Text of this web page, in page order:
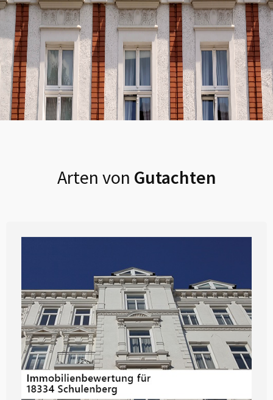
Arten von Gutachten